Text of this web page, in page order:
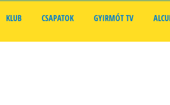
KLUB CSAPATOK GYIRMÓT TV